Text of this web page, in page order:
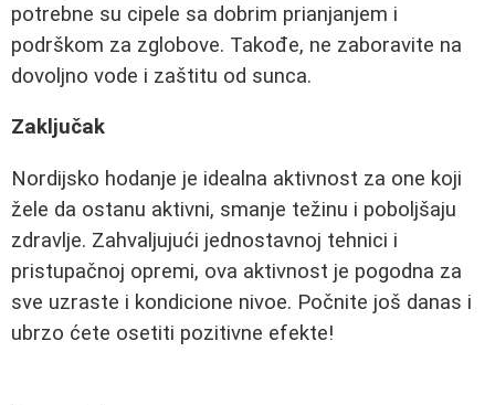
potrebne su cipele sa dobrim prianjanjem i
podrškom za zglobove. Takođe, ne zaboravite na
dovoljno vode i zaštitu od sunca.
Zaključak
Nordijsko hodanje je idealna aktivnost za one koji
žele da ostanu aktivni, smanje težinu i poboljšaju
zdravlje. Zahvaljujući jednostavnoj tehnici i
pristupačnoj opremi, ova aktivnost je pogodna za
sve uzraste i kondicione nivoe. Počnite još danas i
ubrzo ćete osetiti pozitivne efekte!